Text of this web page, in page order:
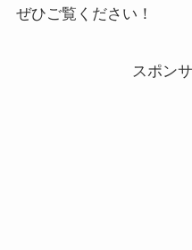
ぜひご覧ください！
スポン